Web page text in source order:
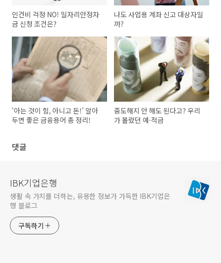
인건비 걱정 NO! 일자리안정자
금 신청 조건은?
나도 사업용 계좌 신고 대상자일
까?
'아는 것이 힘, 아니고 돈!' 알아
두면 좋은 금융용어 총 정리!
중도해지 안 해도 된다고? 우리
가 몰랐던 예·적금
댓글
IBK기업은행
생활 속 가치를 더하는, 유용한 정보가 가득한 IBK기업은
행 블로그
구독하기